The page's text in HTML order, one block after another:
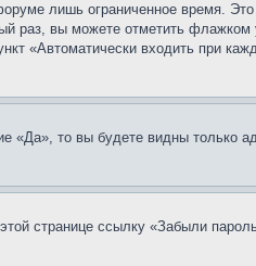
лишь ограниченное время.
раз, вы можете отметить флажком
«Автоматически входить при
«Да», то вы будете видны только
странице ссылку «Забыли